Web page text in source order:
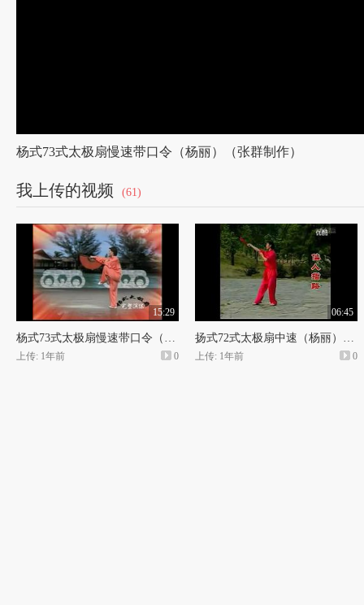
杨式73式太极扇慢速带口令（杨丽）（张群制作）
我上传的视频 (61)
15:29
杨式73式太极扇慢速带口令（杨丽）（张群制作）
上传: 1年前 0
06:45
扬式72式太极扇中速（杨丽）（张群配音制作）
上传: 1年前 0